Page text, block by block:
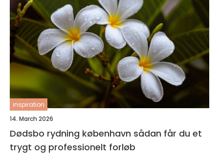
inspiration
14. March 2026
Dødsbo rydning københavn sådan får du et
trygt og professionelt forløb